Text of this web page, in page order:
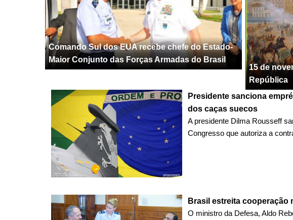
Comando Sul dos EUA recebe chefe do Estado-
Maior Conjunto das Forças Armadas do Brasil
15 de
República
Presidente sanciona
dos caças suecos
A presidente Dilma Rousseff
Congresso que autoriza a
Brasil estreita cooperação
O ministro da Defesa, Aldo